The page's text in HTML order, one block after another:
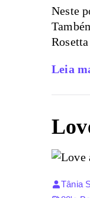
Neste
Leia
Tânia